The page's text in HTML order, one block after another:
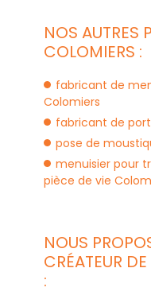
NOS AUTRES
COLOMIERS :
fabricant de
Colomiers
fabricant de
pose de
menuisier pour
pièce de vie
NOUS
CRÉATEUR
: